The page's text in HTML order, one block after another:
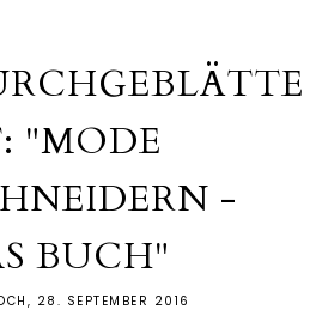
"MODE
-
BUCH"
28. SEPTEMBER 2016